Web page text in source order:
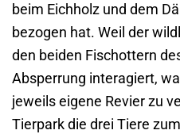
beim Eichholz und dem
bezogen hat. Weil der
den beiden Fischottern
Absperrung interagiert,
jeweils eigene Revier zu
Tierpark die drei Tiere